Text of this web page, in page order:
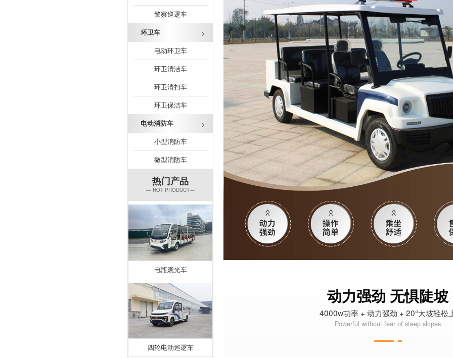
警察巡逻车
环卫车
电动环卫车
环卫清洁车
环卫清扫车
环卫保洁车
电动消防车
小型消防车
微型消防车
热门产品
— HOT PRODUCT—
电瓶观光车
四轮电动巡逻车
动力强劲 无惧陡坡
4000w功率 + 动力强劲 + 20°大坡轻松
Powerful without fear of steep slopes